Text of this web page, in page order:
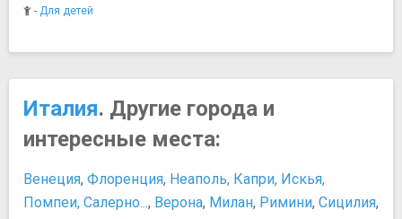
Святая лестница
Трастевере
Холм Палатин
Музеи
Галерея Дориа-Памфили
Дворец Барберини
- Для детей
Италия. Другие города и
интересные места:
Венеция, Флоренция, Неаполь, Капри, Искья,
Помпеи, Салерно..., Верона, Милан, Римини, Сицилия,